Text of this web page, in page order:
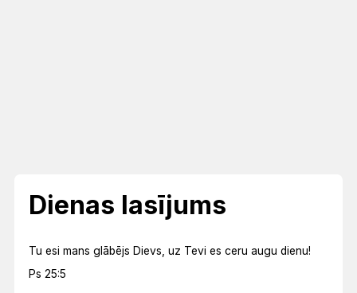
Dienas lasījums
Tu esi mans glābējs Dievs, uz Tevi es ceru augu dienu!
Ps 25:5